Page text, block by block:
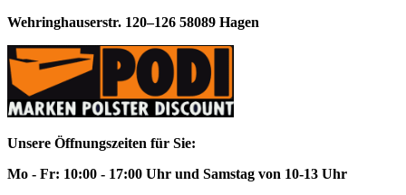
Wehringhauserstr. 120–126 58089 Hagen
Unsere Öffnungszeiten für Sie:
Mo - Fr: 10:00 - 17:00 Uhr und Samstag von 10-13 Uhr